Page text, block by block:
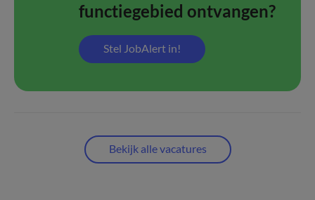
functiegebied ontvangen?
Stel JobAlert in!
Bekijk alle vacatures